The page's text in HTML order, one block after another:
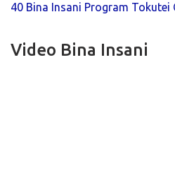
40 Bina Insani Program Tokutei
Video Bina Insani